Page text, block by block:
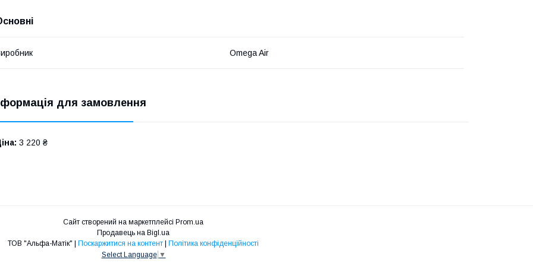
Omega Air
для замовлення
3 220 ₴
Сайт створений на маркетплейсі Prom.ua
Продавець на Bigl.ua
Поскаржитися на контент
Політика конфіденційності
Select Language ▼